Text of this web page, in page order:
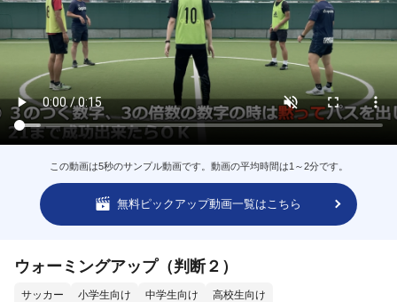
この動画は5秒のサンプル動画です。動画の平均時間は1～2分です。
無料ピックアップ動画一覧はこちら
ウォーミングアップ（判断２）
サッカー 小学生向け 中学生向け 高校生向け